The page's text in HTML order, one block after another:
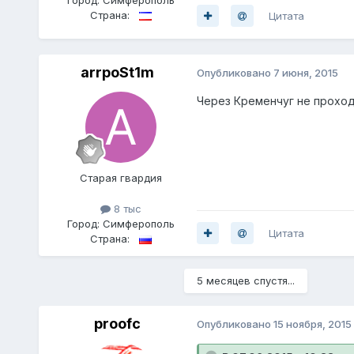
Страна:
Цитата
arrpoSt1m
Старая гвардия
8 тыс
Город: Симферополь
Страна:
Опубликовано 7 июня, 2015
Через Кременчуг не
Цитата
5 месяцев спустя...
proofc Опубликовано 15 ноября, 2015